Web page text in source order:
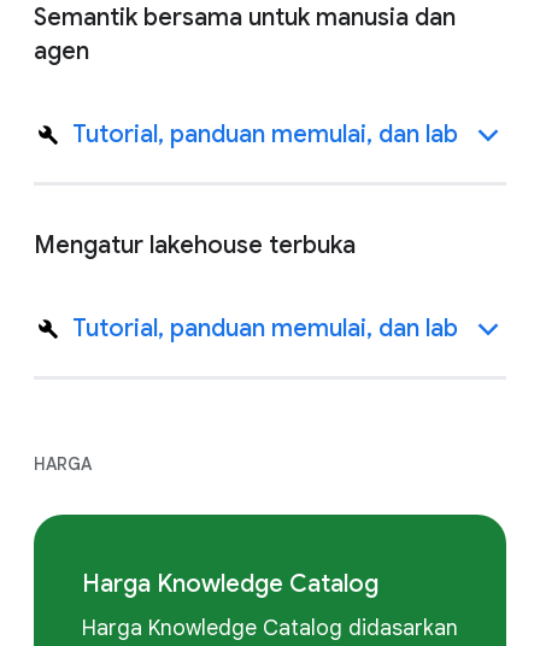
Semantik bersama untuk manusia dan
agen
Tutorial, panduan memulai, dan lab
Mengatur lakehouse terbuka
Tutorial, panduan memulai, dan lab
HARGA
Harga Knowledge Catalog
Harga Knowledge Catalog didasarkan